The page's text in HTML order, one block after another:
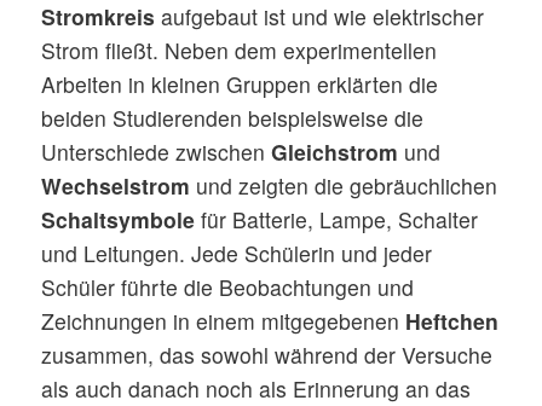
Stromkreis aufgebaut ist und wie elektrischer
Strom fließt. Neben dem experimentellen
Arbeiten in kleinen Gruppen erklärten die
beiden Studierenden beispielsweise die
Unterschiede zwischenGleichstrom und
Wechselstrom und zeigten die gebräuchlichen
Schaltsymbole für Batterie, Lampe, Schalter
und Leitungen. Jede Schülerin und jeder
Schüler führte die Beobachtungen und
Zeichnungen in einem mitgegebenen Heftchen
zusammen, das sowohl während der Versuche
als auch danach noch als Erinnerung an das